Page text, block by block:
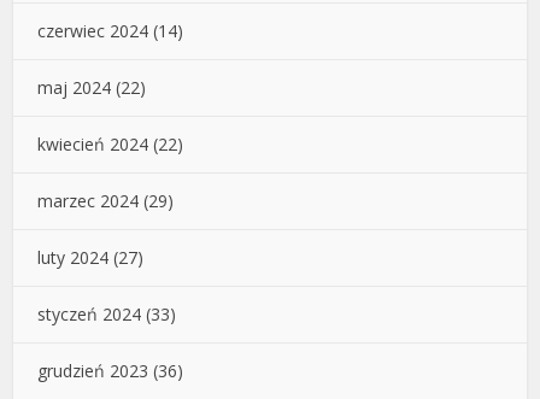
czerwiec 2024 (14)
maj 2024 (22)
kwiecień 2024 (22)
marzec 2024 (29)
luty 2024 (27)
styczeń 2024 (33)
grudzień 2023 (36)